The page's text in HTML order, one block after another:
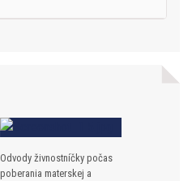
Odvody živnostníčky počas
poberania materskej a